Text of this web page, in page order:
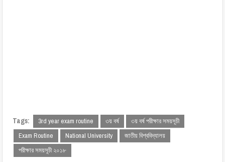
Tags: 3rd year exam routine ৩য় বর্ষ
৩য় বর্ষ পরীক্ষার সময়সূচী
Exam Routine
National University
জাতীয় বিশ্ববিদ্যালয়
পরীক্ষার সময়সূচী ২০১৮